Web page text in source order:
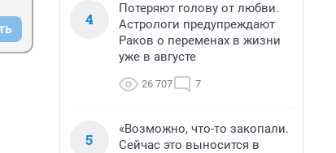
4
Потеряют голову от любви.
Астрологи предупреждают
Раков о переменах в жизни
уже в августе
26 707 7
5
«Возможно, что-то закопали.
Сейчас это выносится в